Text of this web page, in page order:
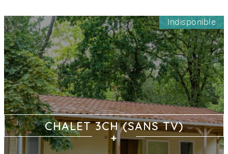
CHALET 3CH (SANS TV)
Indisponible